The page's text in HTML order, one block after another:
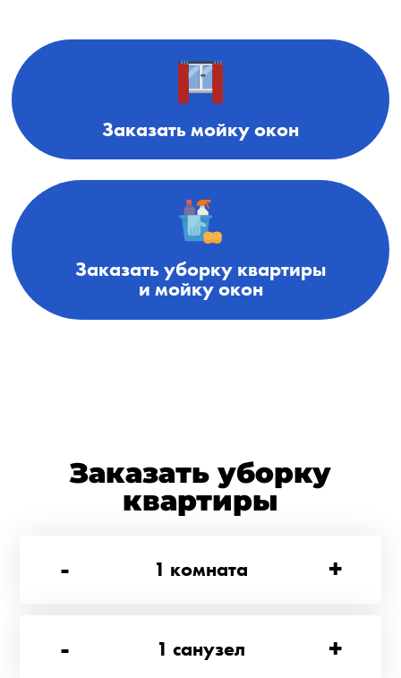
Заказать мойку окон
Заказать уборку квартиры
и мойку окон
Заказать уборку
квартиры
-
1 комната +
- 1 санузел +